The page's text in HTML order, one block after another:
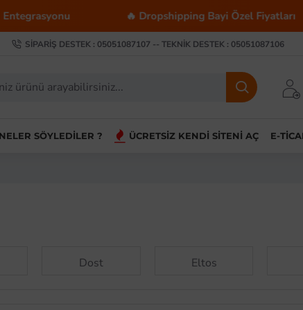
🔥 Dropshipping Bayi Özel Fiyatları
SIPARIŞ DESTEK : 05051087107 -- TEKNIK DESTEK : 05051087106
SÖYLEDILER ? ÜCRETSIZ KENDI SITENI AÇ E-
Dost Eltos